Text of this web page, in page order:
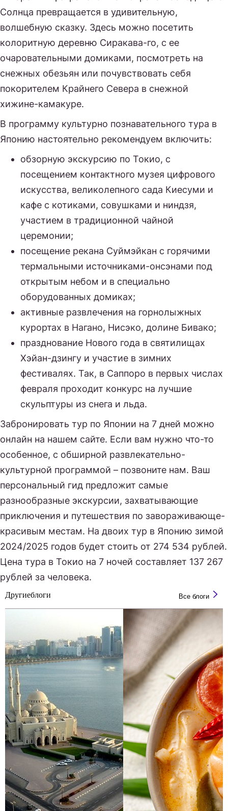
Солнца превращается в удивительную,
волшебную сказку. Здесь можно посетить
колоритную деревню Сиракава-го, с ее
очаровательными домиками, посмотреть на
снежных обезьян или почувствовать себя
покорителем Крайнего Севера в снежной
хижине-камакуре.
В программу культурно познавательного тура в
Японию настоятельно рекомендуем включить:
обзорную экскурсию по Токио, с
посещением контактного музея цифрового
искусства, великолепного сада Киесуми и
кафе с котиками, совушками и ниндзя,
участием в традиционной чайной
церемонии;
посещение рекана Суймэйкан с горячими
термальными источниками-онсэнами под
открытым небом и в специально
оборудованных домиках;
активные развлечения на горнолыжных
курортах в Нагано, Нисэко, долине Бивако;
празднование Нового года в святилищах
Хэйан-дзингу и участие в зимних
фестивалях. Так, в Саппоро в первых числах
февраля проходит конкурс на лучшие
скульптуры из снега и льда.
Забронировать тур по Японии на 7 дней можно
онлайн на нашем сайте. Если вам нужно что-то
особенное, с обширной развлекательно-
культурной программой – позвоните нам. Ваш
персональный гид предложит самые
разнообразные экскурсии, захватывающие
приключения и путешествия по завораживающе-
красивым местам. На двоих тур в Японию зимой
2024/2025 годов будет стоить от 274 534 рублей.
Цена тура в Токио на 7 ночей составляет 137 267
рублей за человека.
Другиеблоги Все блоги